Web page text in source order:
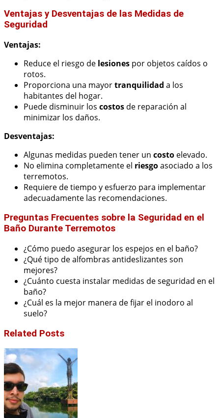
Ventajas y Desventajas de las Medidas de
Seguridad
Ventajas:
Reduce el riesgo de lesiones por objetos caídos o
rotos.
Proporciona una mayortranquilidad a los
habitantes del hogar.
Puede disminuir los costos de reparación al
minimizar los daños.
Desventajas:
Algunas medidas pueden tener un costo elevado.
No elimina completamente el riesgoasociado a los
terremotos.
Requiere de tiempo y esfuerzo para implementar
adecuadamente las recomendaciones.
Preguntas Frecuentes sobre la Seguridad en el
Baño Durante Terremotos
¿Cómo puedo asegurar los espejos en el baño?
¿Qué tipo de alfombras antideslizantes son
mejores?
¿Cuánto cuesta instalar medidas de seguridad en el
baño?
¿Cuál es la mejor manera de fijar el inodoro al
suelo?
Related Posts